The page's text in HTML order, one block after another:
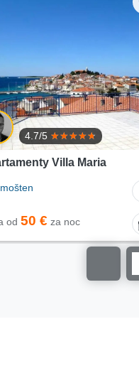
Villa Punta Royal
od 90 € za noc